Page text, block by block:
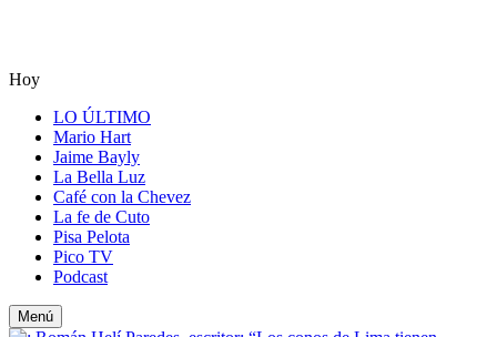
Hoy
LO ÚLTIMO
Mario Hart
Jaime Bayly
La Bella Luz
Café con la Chevez
La fe de Cuto
Pisa Pelota
Pico TV
Podcast
Menú